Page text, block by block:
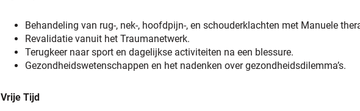
Behandeling van rug-, nek-, hoofdpijn-, en schouderklachten met Manuele
Revalidatie vanuit het Traumanetwerk.
Terugkeer naar sport en dagelijkse activiteiten na een blessure.
Gezondheidswetenschappen en het nadenken over gezondheidsdilemma’s.
Vrije Tijd